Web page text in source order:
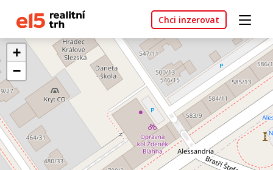
Chci inzerovat
+
−